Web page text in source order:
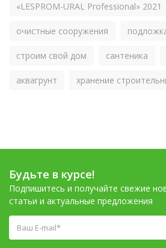
«LESPROM-URAL Professional» 2021
очистные сооружения
строим свой дом сантеника
аквагрунт хранение
Будьте в курсе!
Подпишитесь и получайте свежие
статьи и актуальные предложения